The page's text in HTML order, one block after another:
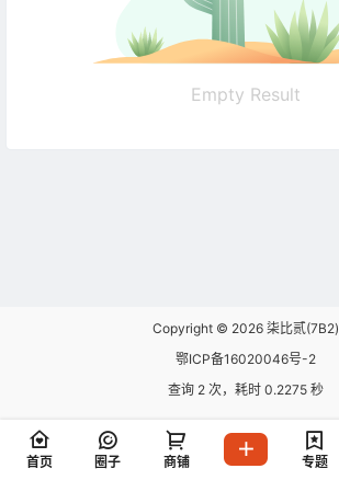
Empty Result
Copyright © 2026 柒比贰(7B2)
鄂ICP备16020046号-2
查询 2 次，耗时 0.2275 秒
首页 圈子 商铺 专题